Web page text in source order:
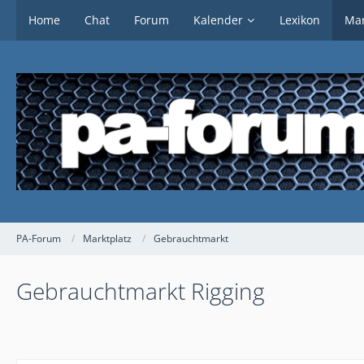
Home Chat Forum Kalender Lexikon
PA-Forum Marktplatz Gebrauchtmarkt
Gebrauchtmarkt Rigging